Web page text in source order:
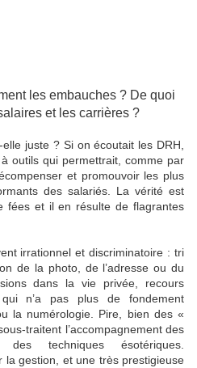
les embauches ? De quoi
et les carrières ?
juste ? Si on écoutait les DRH,
outils qui permettrait, comme par
et promouvoir les plus
des salariés. La vérité est
fées et il en résulte de flagrantes
irrationnel et discriminatoire : tri
de la photo, de l’adresse ou du
dans la vie privée, recours
n’a pas plus de fondement
la numérologie. Pire, bien des «
traitent l’accompagnement des
techniques ésotériques.
la gestion, et une très prestigieuse